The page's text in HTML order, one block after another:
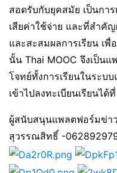
สอดรับกับยุคสมัย เป็นกา
เสียค่าใช้จ่าย และที่สำคัญ
และสะสมผลการเรียน เ
นั้น Thai MOOC จึงเป็น
โจทย์ทั้งการเรียนในระบ
เข้าไปลงทะเบียนเรียนได้ที่
ผู้สนับสนุนแพลตฟอร์มข่า
สุวรรณสิทธิ์ -